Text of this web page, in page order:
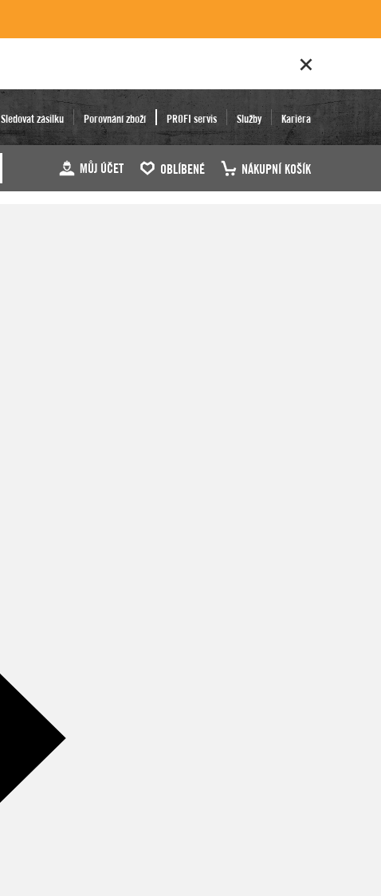
Sledovat zásilku Porovnání zboží PROFI servis Služby Kariéra
MŮJ ÚČET OBLÍBENÉ NÁKUPNÍ KOŠÍK